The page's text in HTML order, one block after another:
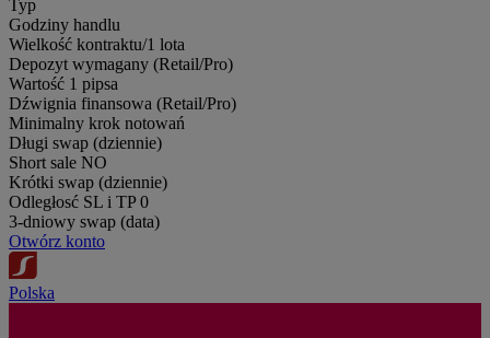
Typ
Godziny handlu
Wielkość kontraktu/1 lota
Depozyt wymagany (Retail/Pro)
Wartość 1 pipsa
Dźwignia finansowa (Retail/Pro)
Minimalny krok notowań
Długi swap (dziennie)
Short sale NO
Krótki swap (dziennie)
Odległosć SL i TP 0
3-dniowy swap (data)
Otwórz konto
Polska